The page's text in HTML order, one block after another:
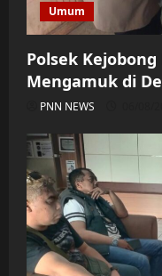
Umum
Polsek Kejobong
Mengamuk di
PNN NEWS